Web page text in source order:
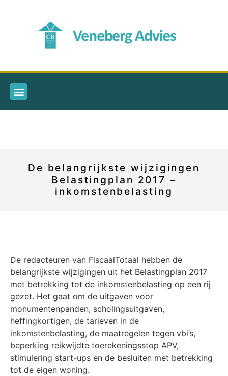
De belangrijkste wijzigingen
Belastingplan 2017 –
inkomstenbelasting
De redacteuren van FiscaalTotaal hebben de
belangrijkste wijzigingen uit het Belastingplan 2017
met betrekking tot de inkomstenbelasting op een rij
gezet. Het gaat om de uitgaven voor
monumentenpanden, scholingsuitgaven,
heffingkortigen, de tarieven in de
inkomstenbelasting, de maatregelen tegen vbi’s,
beperking reikwijdte toerekeningsstop APV,
stimulering start-ups en de besluiten met betrekking
tot de eigen woning.